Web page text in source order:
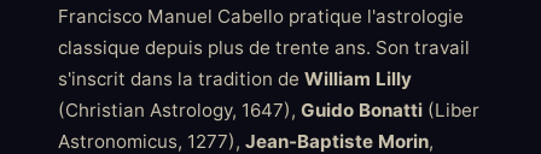
Francisco Manuel Cabello pratique l'astrologie
classique depuis plus de trente ans. Son travail
s'inscrit dans la tradition de William Lilly
(Christian Astrology, 1647), Guido Bonatti (Liber
Astronomicus, 1277), Jean-Baptiste Morin,